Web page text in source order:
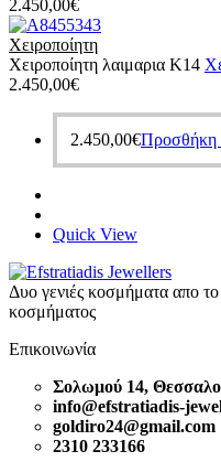
2.450,00€
Χειροποίητη
Χειροποίητη λαιμαρια Κ14
2.450,00€
2.450,00€Προσθήκη
Quick View
Δυο γενιές κοσμήματα απο
κοσμήματος
Επικοινωνία
Σολωμού 14,
info@efstratiadis-
goldiro24@gmail.com
2310 233166